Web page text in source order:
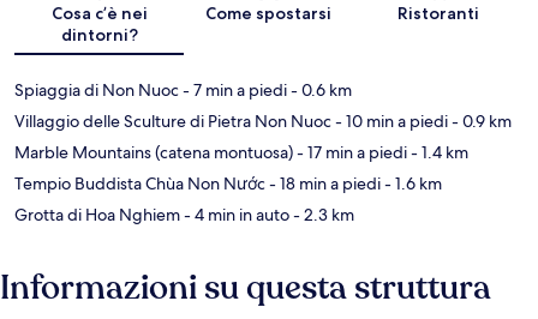
Cosa c’è nei
dintorni?
Come spostarsi Ristoranti
Spiaggia di Non Nuoc- 7 min a piedi- 0.6 km
Villaggio delle Sculture di Pietra Non Nuoc- 10 min a piedi- 0.9 km
Marble Mountains (catena montuosa)- 17 min a piedi- 1.4 km
Tempio Buddista Chùa Non Nước- 18 min a piedi- 1.6 km
Grotta di Hoa Nghiem- 4 min in auto- 2.3 km
Informazioni su questa struttura